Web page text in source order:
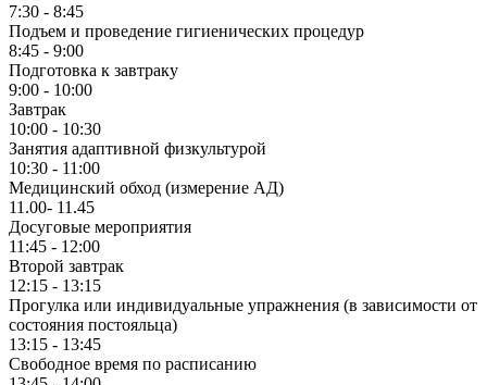
7:30 - 8:45
Подъем и проведение гигиенических процедур
8:45 - 9:00
Подготовка к завтраку
9:00 - 10:00
Завтрак
10:00 - 10:30
Занятия адаптивной физкультурой
10:30 - 11:00
Медицинский обход (измерение АД)
11.00- 11.45
Досуговые мероприятия
11:45 - 12:00
Второй завтрак
12:15 - 13:15
Прогулка или индивидуальные упражнения (в зависимости от
состояния постояльца)
13:15 - 13:45
Свободное время по расписанию